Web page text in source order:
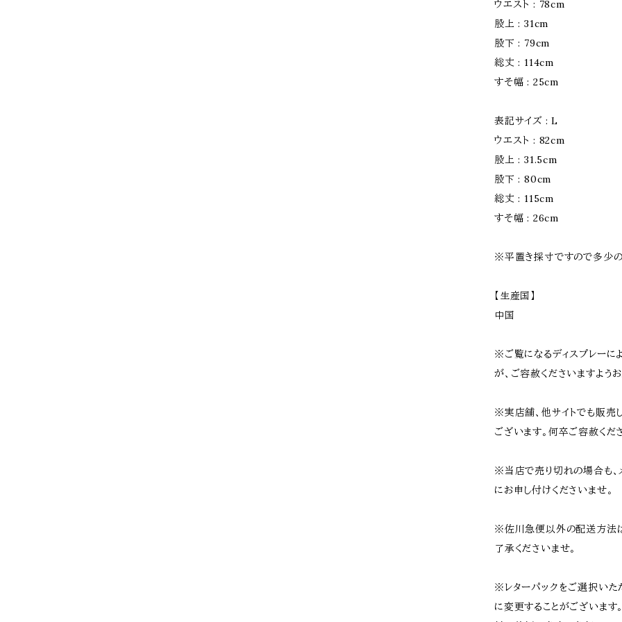
ウエスト : 78cm
股上 : 31cm
股下 : 79cm
総丈 : 114cm
すそ幅 : 25cm
表記サイズ : L
ウエスト : 82cm
股上 : 31.5cm
股下 : 80cm
総丈 : 115cm
すそ幅 : 26cm
※平置き採寸ですので多少の
【生産国】
中国
※ご覧になるディスプレーに
が、ご容赦くださいますよう
※実店舗、他サイトでも販売
ございます。何卒ご容赦くだ
※当店で売り切れの場合も、
にお申し付けくださいませ。
※佐川急便以外の配送方法
了承くださいませ。
※レターパックをご選択いた
に変更することがございま